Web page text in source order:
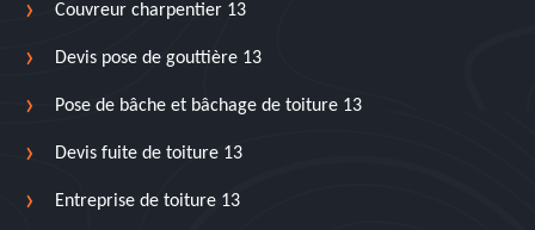
Couvreur charpentier 13
Devis pose de gouttière 13
Pose de bâche et bâchage de toiture 13
Devis fuite de toiture 13
Entreprise de toiture 13